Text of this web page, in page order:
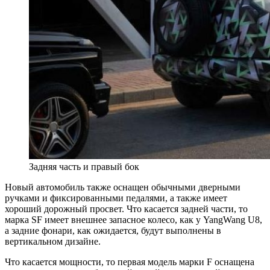
Задняя часть и правый бок
Новый автомобиль также оснащен обычными дверными
ручками и фиксированными педалями, а также имеет
хороший дорожный просвет. Что касается задней части, то
марка SF имеет внешнее запасное колесо, как у YangWang U8,
а задние фонари, как ожидается, будут выполнены в
вертикальном дизайне.
Что касается мощности, то первая модель марки F оснащена